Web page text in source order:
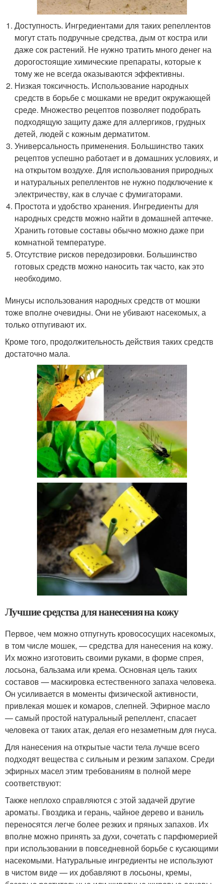
Доступность. Ингредиентами для таких репеллентов
могут стать подручные средства, дым от костра или
даже сок растений. Не нужно тратить много денег на
дорогостоящие химические препараты, которые к
тому же не всегда оказываются эффективны.
Низкая токсичность. Использование народных
средств в борьбе с мошками не вредит окружающей
среде. Множество рецептов позволяет подобрать
подходящую защиту даже для аллергиков, грудных
детей, людей с кожным дерматитом.
Универсальность применения. Большинство таких
рецептов успешно работает и в домашних условиях, и
на открытом воздухе. Для использования природных
и натуральных репеллентов не нужно подключение к
электричеству, как в случае с фумигаторами.
Простота и удобство хранения. Ингредиенты для
народных средств можно найти в домашней аптечке.
Хранить готовые составы обычно можно даже при
комнатной температуре.
Отсутствие рисков передозировки. Большинство
готовых средств можно наносить так часто, как это
необходимо.
Минусы использования народных средств от мошки
тоже вполне очевидны. Они не убивают насекомых, а
только отпугивают их.
Кроме того, продолжительность действия таких средств
достаточно мала.
Лучшие средства для нанесения на кожу
Первое, чем можно отпугнуть кровососущих насекомых,
в том числе мошек, — средства для нанесения на кожу.
Их можно изготовить своими руками, в форме спрея,
лосьона, бальзама или крема. Основная цель таких
составов — маскировка естественного запаха человека.
Он усиливается в моменты физической активности,
привлекая мошек и комаров, слепней. Эфирное масло
— самый простой натуральный репеллент, спасает
человека от таких атак, делая его незаметным для гнуса.
Для нанесения на открытые части тела лучше всего
подходят вещества с сильным и резким запахом. Среди
эфирных масел этим требованиям в полной мере
соответствуют:
Также неплохо справляются с этой задачей другие
ароматы. Гвоздика и герань, чайное дерево и ваниль
переносятся легче более резких и пряных запахов. Их
вполне можно принять за духи, сочетать с парфюмерией
при использовании в повседневной борьбе с кусающими
насекомыми. Натуральные ингредиенты не используют
в чистом виде — их добавляют в лосьоны, кремы,